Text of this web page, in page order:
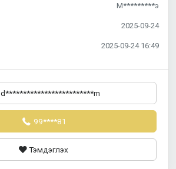
М*********э
2025-09-24
2025-09-24 16:49
d*************************m
99****81
Тэмдэглэх